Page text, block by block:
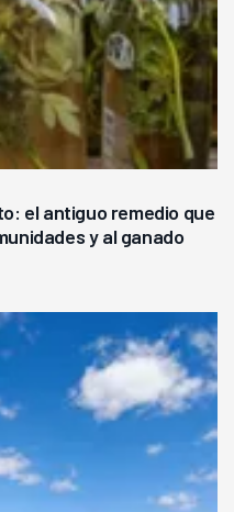
el antiguo remedio que
y al ganado